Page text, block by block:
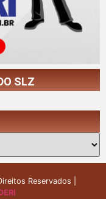
SLZ
Reservados |